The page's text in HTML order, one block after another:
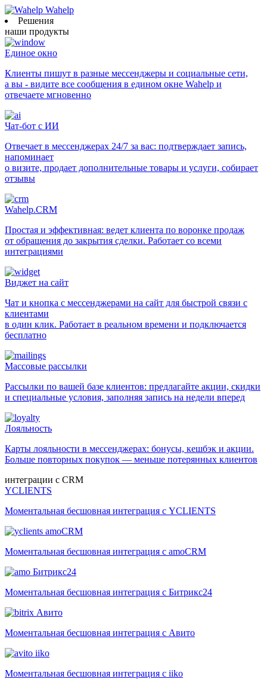
Wahelp
Решения
наши продукты
Единое окно
Клиенты пишут в разные мессенджеры и социальные сети,
а вы - видите все сообщения в едином окне Wahelp и
отвечаете мгновенно
Чат-бот с ИИ
Отвечает в мессенджерах 24/7 за вас: подтверждает запись,
напоминает
о визите, продает дополнительные товары и услуги, собирает
отзывы
Wahelp.CRM
Простая и эффективная: ведет клиента по воронке продаж
от обращения до закрытия сделки. Работает со всеми
интеграциями
Виджет на сайт
Чат и кнопка с мессенджерами на сайт для быстрой связи с
клиентами
в один клик. Работает в реальном времени и подключается
бесплатно
Массовые рассылки
Рассылки по вашей базе клиентов: предлагайте акции, скидки
и специальные условия, заполняя запись на недели вперед
Лояльность
Карты лояльности в мессенджерах: бонусы, кешбэк и акции.
Больше повторных покупок — меньше потерянных клиентов
интеграции с CRM
YCLIENTS
Моментальная бесшовная интеграция с YCLIENTS
amoCRM
Моментальная бесшовная интеграция с amoCRM
Битрикс24
Моментальная бесшовная интеграция с Битрикс24
Авито
Моментальная бесшовная интеграция с Авито
iiko
Моментальная бесшовная интеграция с iiko